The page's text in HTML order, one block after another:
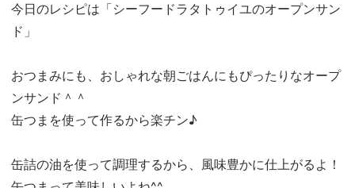
今日のレシピは「シーフードラタトゥイユのオープンサン
ド」
おつまみにも、おしゃれな朝ごはんにもぴったりなオープ
ンサンド＾＾
缶つまを使って作るから楽チン♪
缶詰の油を使って調理するから、風味豊かに仕上がるよ！